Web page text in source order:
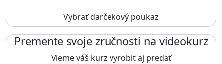
Vybrať darčekový poukaz
Premente svoje zručnosti na videokurz
Vieme váš kurz vyrobiť aj predať